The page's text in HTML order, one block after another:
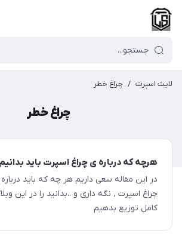
لایت اسپرت / چراغ خطر
چراغ خطر
هرچه که درباره ی چراغ اسپرت باید
در این مقاله سعی داریم هر چه که باید
چراغ اسپرت , نگه داری و ..بدانید را در این
کامل توزیع بدهیم